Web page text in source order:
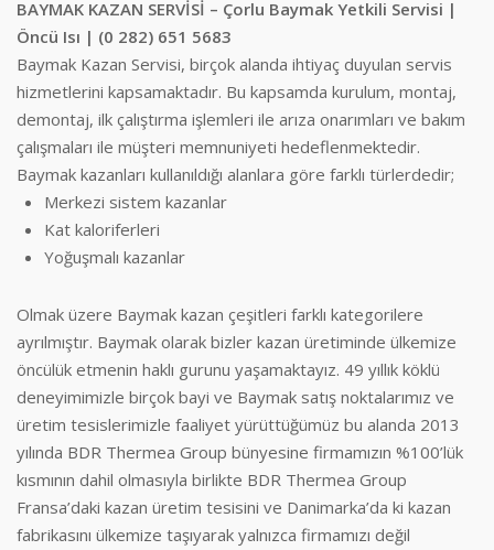
BAYMAK KAZAN SERVİSİ – Çorlu Baymak Yetkili Servisi |
Öncü Isı | (0 282) 651 5683
Baymak Kazan Servisi, birçok alanda ihtiyaç duyulan servis
hizmetlerini kapsamaktadır. Bu kapsamda kurulum, montaj,
demontaj, ilk çalıştırma işlemleri ile arıza onarımları ve bakım
çalışmaları ile müşteri memnuniyeti hedeflenmektedir.
Baymak kazanları kullanıldığı alanlara göre farklı türlerdedir;
Merkezi sistem kazanlar
Kat kaloriferleri
Yoğuşmalı kazanlar
Olmak üzere Baymak kazan çeşitleri farklı kategorilere
ayrılmıştır. Baymak olarak bizler kazan üretiminde ülkemize
öncülük etmenin haklı gurunu yaşamaktayız. 49 yıllık köklü
deneyimimizle birçok bayi ve Baymak satış noktalarımız ve
üretim tesislerimizle faaliyet yürüttüğümüz bu alanda 2013
yılında BDR Thermea Group bünyesine firmamızın %100’lük
kısmının dahil olmasıyla birlikte BDR Thermea Group
Fransa’daki kazan üretim tesisini ve Danimarka’da ki kazan
fabrikasını ülkemize taşıyarak yalnızca firmamızı değil